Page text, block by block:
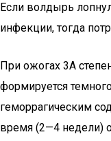
Если волдырь
инфекции, тогда
При ожогах 3А
формируется
геморрагическим
время (2—4 недели)